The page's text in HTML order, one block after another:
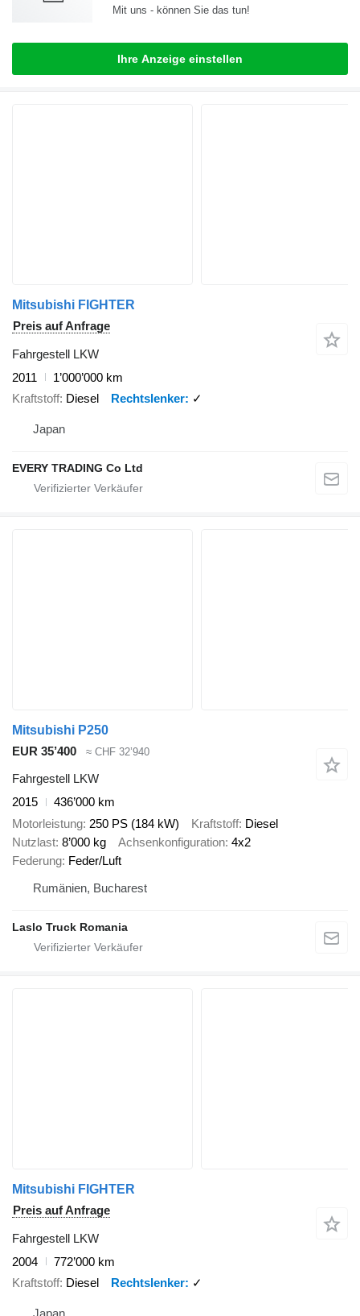
Mit uns - können Sie das tun!
Ihre Anzeige einstellen
Mitsubishi FIGHTER
Preis auf Anfrage
Fahrgestell LKW
2011
1’000’000 km
Kraftstoff Diesel Rechtslenker ✓
Japan
EVERY TRADING Co Ltd
Mitsubishi P250
EUR 35’400
≈ CHF 32’940
Fahrgestell LKW
2015
436’000 km
Motorleistung 250 PS (184 kW) Kraftstoff Diesel
Nutzlast 8’000 kg Achsenkonfiguration 4x2
Federung Feder/Luft
Rumänien, Bucharest
Laslo Truck Romania
Mitsubishi FIGHTER
Preis auf Anfrage
Fahrgestell LKW
2004
772’000 km
Kraftstoff Diesel Rechtslenker ✓
Japan